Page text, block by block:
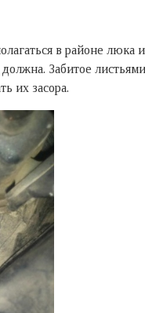
в районе люка
Забитое
их засора.